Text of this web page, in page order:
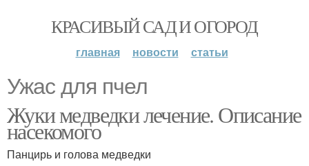
КРАСИВЫЙ САД И ОГОРОД
главная новости статьи
Ужас для пчел
Жуки медведки лечение. Описание
насекомого
Панцирь и голова медведки